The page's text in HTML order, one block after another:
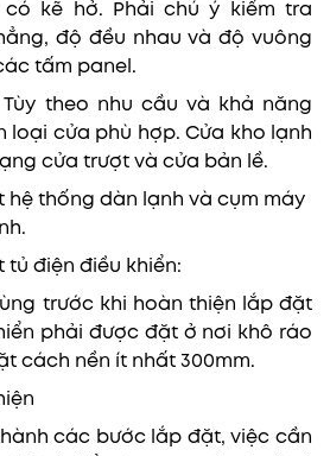
kẽ hở. Phải chú ý kiểm tra
độ đều nhau và độ vuông
tấm panel.
theo nhu cầu và khả năng
loại cửa phù hợp. Cửa kho lạnh
cửa trượt và cửa bản lề.
hệ thống dàn lạnh và cụm máy
tủ điện điều khiển:
trước khi hoàn thiện lắp đặt
phải được đặt ở nơi khô ráo
cách nền ít nhất 300mm.
các bước lắp đặt, việc cần